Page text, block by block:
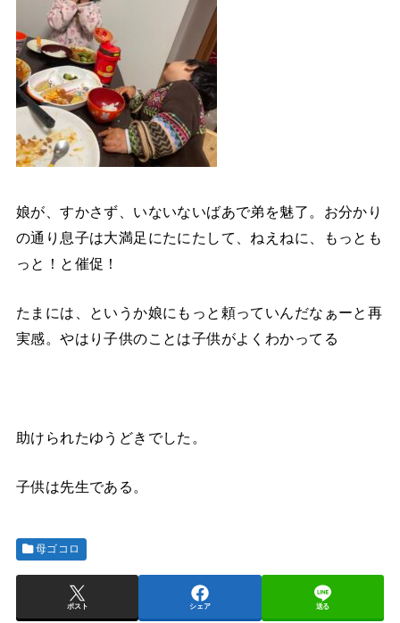
娘が、すかさず、いないないばあで弟を魅了。お分かり
の通り息子は大満足にたにたして、ねえねに、もっとも
っと！と催促！
たまには、というか娘にもっと頼っていんだなぁーと再
実感。やはり子供のことは子供がよくわかってる
助けられたゆうどきでした。
子供は先生である。
母ゴコロ
ポスト シェア 送る